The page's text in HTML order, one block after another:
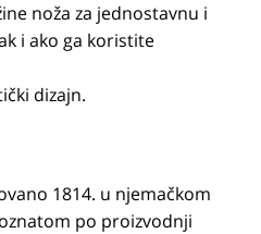
noža za jednostavnu i
i ako ga koristite
dizajn.
1814. u njemačkom
po proizvodnji